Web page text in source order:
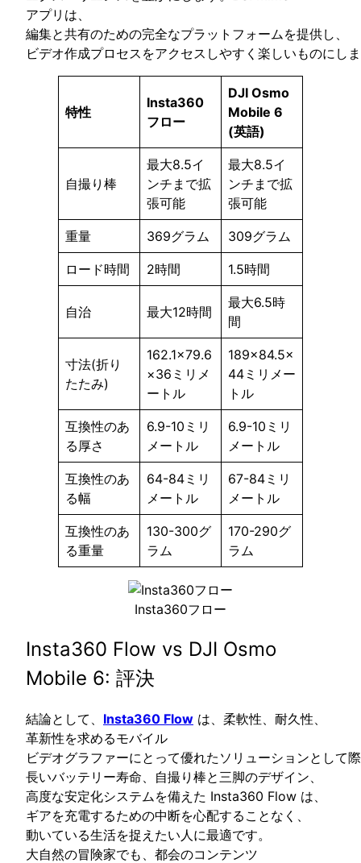
アプリは、
編集と共有のための完全なプラットフォームを提供し、
ビデオ作成プロセスをアクセスしやすく楽しいものにし
特性
Insta360
フロー
DJI Osmo
Mobile 6
(英語)
自撮り棒
最大8.5イ
ンチまで拡
張可能
最大8.5イ
ンチまで拡
張可能
重量 369グラム 309グラム
ロード時間 2時間 1.5時間
自治 最大12時間
最大6.5時
間
寸法(折り
たたみ)
162.1×79.6
×36ミリメ
ートル
189×84.5×
44ミリメー
トル
互換性のあ
る厚さ
6.9-10ミリ
メートル
6.9-10ミリ
メートル
互換性のあ
る幅
64-84ミリ
メートル
67-84ミリ
メートル
互換性のあ
る重量
130-300グ
ラム
170-290グ
ラム
Insta360フロー
Insta360 Flow vs DJI Osmo
Mobile 6: 評決
結論として、 Insta360 Flow は、柔軟性、耐久性、
革新性を求めるモバイル
ビデオグラファーにとって優れたソリューションとして
長いバッテリー寿命、自撮り棒と三脚のデザイン、
高度な安定化システムを備えた Insta360 Flow は、
ギアを充電するための中断を心配することなく、
動いている生活を捉えたい人に最適です。
大自然の冒険家でも、都会のコンテンツ